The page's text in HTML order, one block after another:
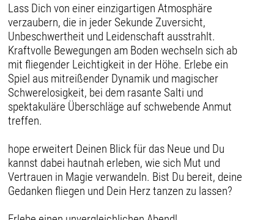
Lass Dich von einer einzigartigen Atmosphäre
verzaubern, die in jeder Sekunde Zuversicht,
Unbeschwertheit und Leidenschaft ausstrahlt.
Kraftvolle Bewegungen am Boden wechseln sich ab
mit fliegender Leichtigkeit in der Höhe. Erlebe ein
Spiel aus mitreißender Dynamik und magischer
Schwerelosigkeit, bei dem rasante Salti und
spektakuläre Überschläge auf schwebende Anmut
treffen.
hope erweitert Deinen Blick für das Neue und Du
kannst dabei hautnah erleben, wie sich Mut und
Vertrauen in Magie verwandeln. Bist Du bereit, deine
Gedanken fliegen und Dein Herz tanzen zu lassen?